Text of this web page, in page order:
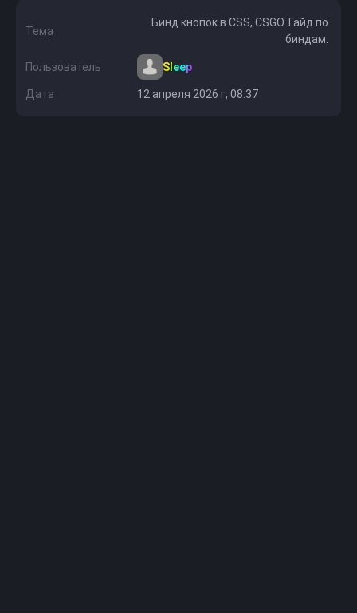
Тема
Бинд кнопок в CSS, CSGO. Гайд по
биндам.
Пользователь Sleep
Дата 12 апреля 2026 г, 08:37